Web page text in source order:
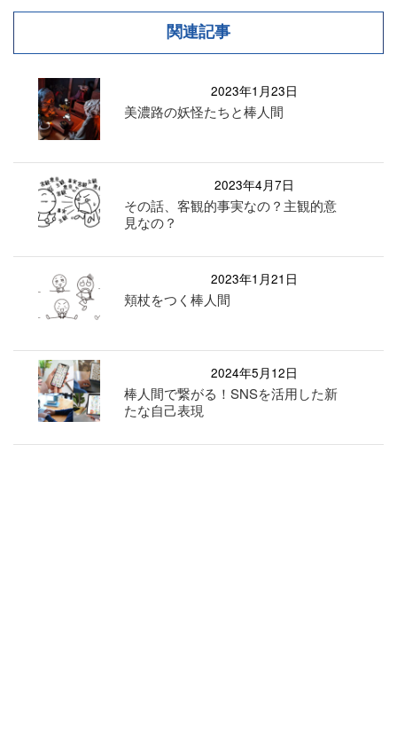
関連記事
2023年1月23日
美濃路の妖怪たちと棒人間
2023年4月7日
その話、客観的事実なの？主観的意
見なの？
2023年1月21日
頬杖をつく棒人間
2024年5月12日
棒人間で繋がる！SNSを活用した新
たな自己表現